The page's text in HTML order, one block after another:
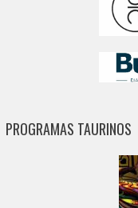
PROGRAMAS TAURINOS